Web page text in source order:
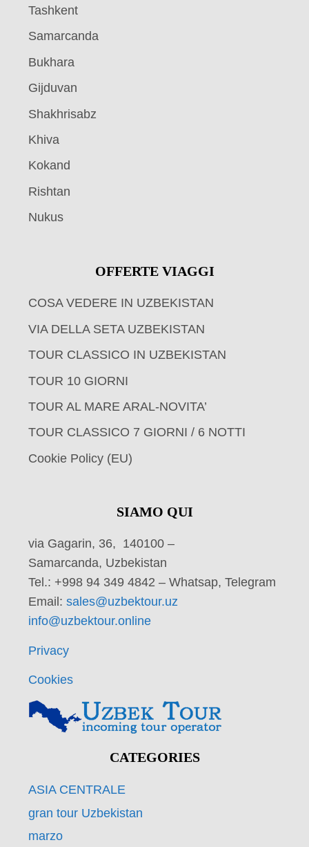
Tashkent
Samarcanda
Bukhara
Gijduvan
Shakhrisabz
Khiva
Kokand
Rishtan
Nukus
OFFERTE VIAGGI
COSA VEDERE IN UZBEKISTAN
VIA DELLA SETA UZBEKISTAN
TOUR CLASSICO IN UZBEKISTAN
TOUR 10 GIORNI
TOUR AL MARE ARAL-NOVITA’
TOUR CLASSICO 7 GIORNI / 6 NOTTI
Cookie Policy (EU)
SIAMO QUI
via Gagarin, 36, 140100 –
Samarcanda, Uzbekistan
Tel.: +998 94 349 4842 – Whatsap, Telegram
Email: sales@uzbektour.uz
info@uzbektour.online
Privacy
Cookies
CATEGORIES
ASIA CENTRALE
gran tour Uzbekistan
marzo